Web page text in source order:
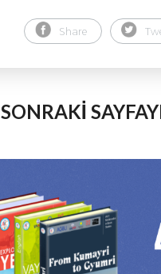
Share
SONRAKİ